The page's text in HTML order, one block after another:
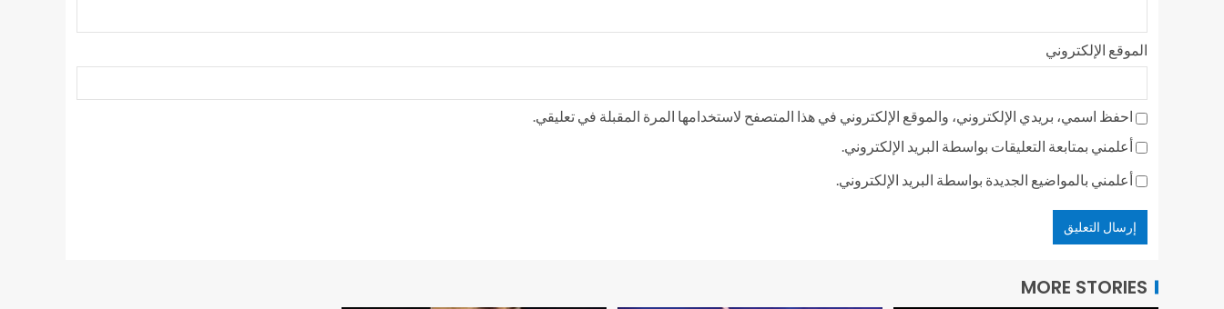
الموقع الإلكتروني
احفظ اسمي، بريدي الإلكتروني، والموقع الإلكتروني في هذا المتصفح لاستخدامها المرة المقبلة في تعليقي.
أعلمني بمتابعة التعليقات بواسطة البريد الإلكتروني.
أعلمني بالمواضيع الجديدة بواسطة البريد الإلكتروني.
MORE STORIES